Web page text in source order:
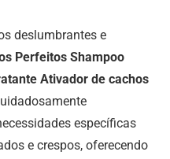
deslumbrantes e
Perfeitos Shampoo
Ativador de cachos
específicas
e crespos, oferecendo